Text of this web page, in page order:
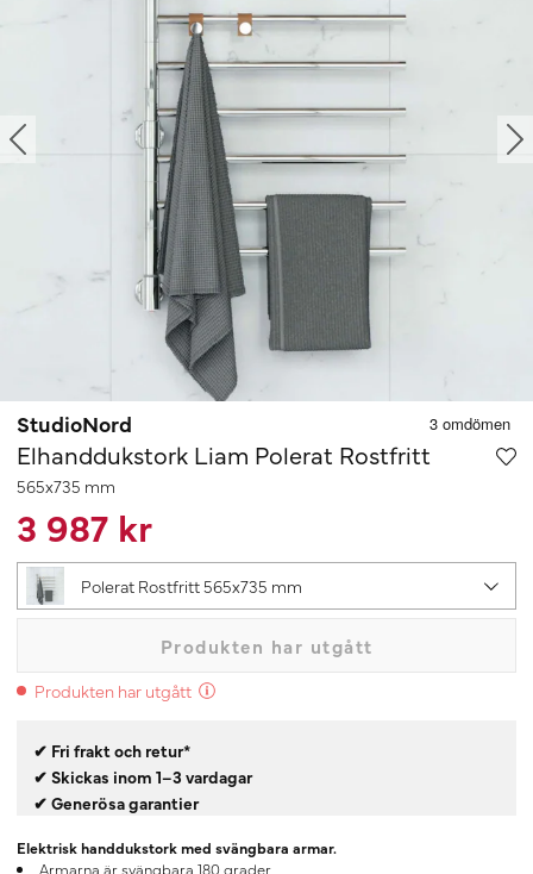
StudioNord
Elhanddukstork Liam Polerat Rostfritt
565x735 mm
3 987 kr
Polerat Rostfritt 565x735 mm
Produkten har utgått
Produkten har utgått
✔ Fri frakt och retur*
✔ Skickas inom 1–3 vardagar
✔ Generösa garantier
Elektrisk handdukstork med svängbara armar.
Armarna är svängbara 180 grader